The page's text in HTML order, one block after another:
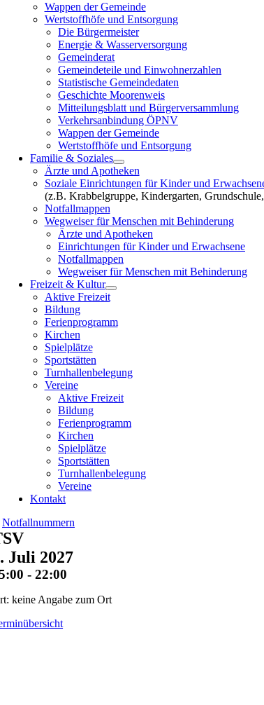
Wappen der Gemeinde
Wertstoffhöfe und Entsorgung
Die Bürgermeister
Energie & Wasserversorgung
Gemeinderat
Gemeindeteile und Einwohnerzahlen
Statistische Gemeindedaten
Geschichte Moorenweis
Mitteilungsblatt und Bürgerversammlung
Verkehrsanbindung ÖPNV
Wappen der Gemeinde
Wertstoffhöfe und Entsorgung
Familie & Soziales
Ärzte und Apotheken
Soziale Einrichtungen für Kinder und
(z.B. Krabbelgruppe, Kindergarten,
Notfallmappen
Wegweiser für Menschen mit Behinderung
Ärzte und Apotheken
Einrichtungen für Kinder und Erwachsene
Notfallmappen
Wegweiser für Menschen mit Behinderung
Freizeit & Kultur
Aktive Freizeit
Bildung
Ferienprogramm
Kirchen
Spielplätze
Sportstätten
Turnhallenbelegung
Vereine
Aktive Freizeit
Bildung
Ferienprogramm
Kirchen
Spielplätze
Sportstätten
Turnhallenbelegung
Vereine
Kontakt
Notfallnummern
Juli 2027
- 22:00
keine Angabe zum Ort